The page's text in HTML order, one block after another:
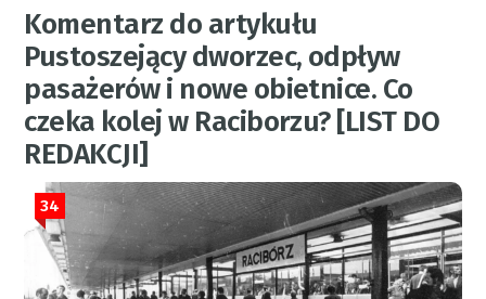
Komentarz do artykułu
Pustoszejący dworzec, odpływ
pasażerów i nowe obietnice. Co
czeka kolej w Raciborzu? [LIST DO
REDAKCJI]
34